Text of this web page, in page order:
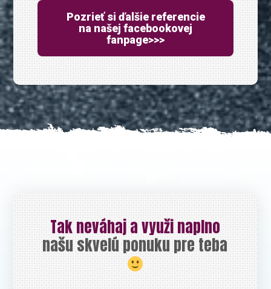
Pozrieť si ďalšie referencie
na našej facebookovej
fanpage>>>
Tak neváhaj a využi naplno
našu skvelú ponuku pre teba